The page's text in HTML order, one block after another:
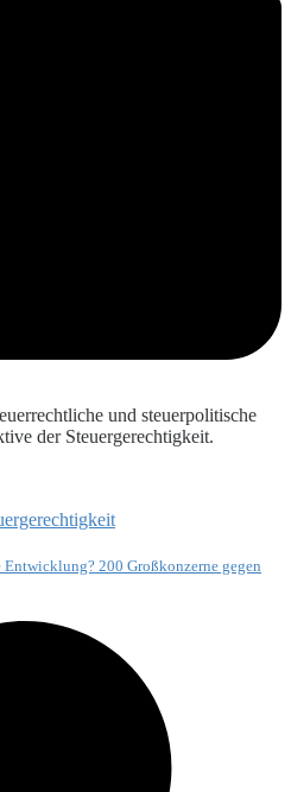
und steuerpolitische
der Steuergerechtigkeit.
200 Großkonzerne gegen